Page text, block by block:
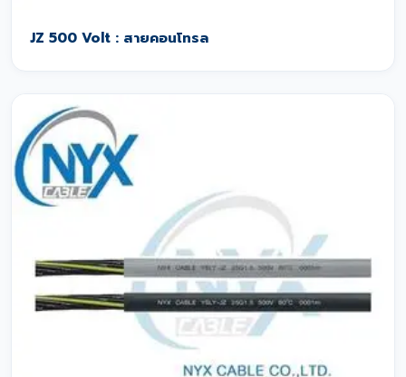
JZ 500 Volt : สายคอนโทรล